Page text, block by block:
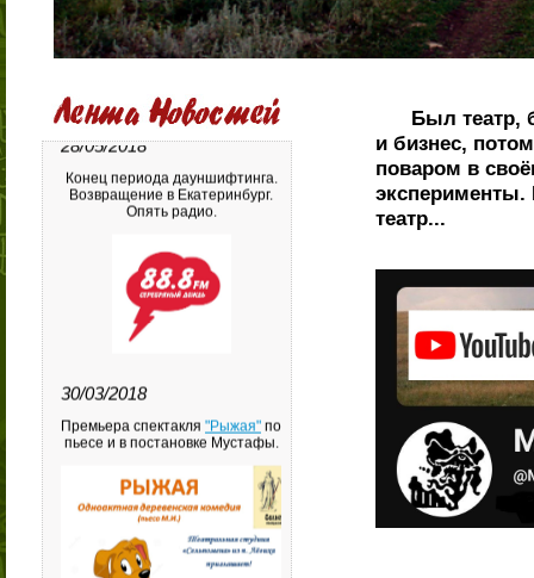
28/05/2018
Конец периода дауншифтинга.
30/03/2018
Премьера спектакля"Рыжая"
пьесе и в постановке Мустафы.
01/04/2017
Был театр,
и бизнес,
поваром в
эксперименты.
театр...